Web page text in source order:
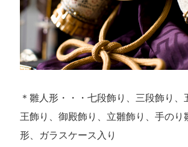
＊雛人形・・・七段飾り、三段飾り、
王飾り、御殿飾り、立雛飾り、手のり
形、ガラスケース入り